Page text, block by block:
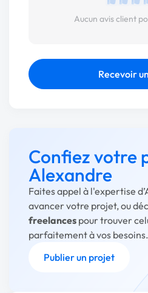
Aucun avis client
Recevoir
Confiez votre
Alexandre
Faites appel à l'expertise
avancer votre projet, ou
freelances pour trouver
parfaitement à vos besoins.
Publier un projet